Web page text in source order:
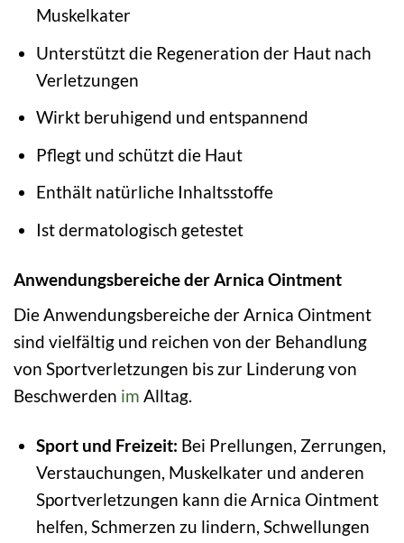
Muskelkater
Unterstützt die Regeneration der Haut nach
Verletzungen
Wirkt beruhigend und entspannend
Pflegt und schützt die Haut
Enthält natürliche Inhaltsstoffe
Ist dermatologisch getestet
Anwendungsbereiche der Arnica Ointment
Die Anwendungsbereiche der Arnica Ointment
sind vielfältig und reichen von der Behandlung
von Sportverletzungen bis zur Linderung von
Beschwerden im Alltag.
Sport und Freizeit: Bei Prellungen, Zerrungen,
Verstauchungen, Muskelkater und anderen
Sportverletzungen kann die Arnica Ointment
helfen, Schmerzen zu lindern, Schwellungen